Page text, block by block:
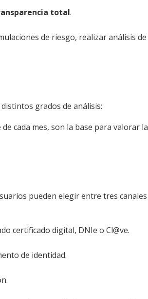
total.
de riesgo, realizar análisis de
grados de análisis:
cada mes, son la base para valorar la
pueden elegir entre tres canales
certificado digital, DNIe o Cl@ve.
de identidad.